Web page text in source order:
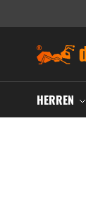
HERREN